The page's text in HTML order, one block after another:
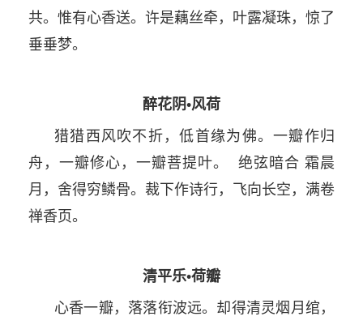
共。惟有心香送。许是藕丝牵，叶露凝珠，惊了
垂垂梦。
醉花阴•风荷
猎猎西风吹不折，低首缘为佛。一瓣作归
舟，一瓣修心，一瓣菩提叶。 绝弦暗合 霜晨
月，舍得穷鳞骨。裁下作诗行，飞向长空，满卷
禅香页。
清平乐•荷瓣
心香一瓣，落落衔波远。却得清灵烟月绾，